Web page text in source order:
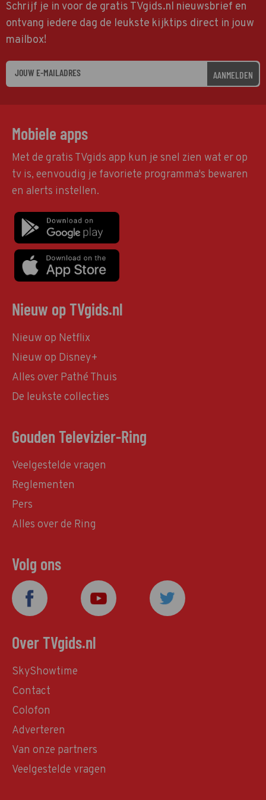
Schrijf je in voor de gratis TVgids.nl nieuwsbrief en
ontvang iedere dag de leukste kijktips direct in jouw
mailbox!
AANMELDEN
Mobiele apps
Met de gratis TVgids app kun je snel zien wat er op
tv is, eenvoudig je favoriete programma's bewaren
en alerts instellen.
Nieuw op TVgids.nl
Nieuw op Netflix
Nieuw op Disney+
Alles over Pathé Thuis
De leukste collecties
Gouden Televizier-Ring
Veelgestelde vragen
Reglementen
Pers
Alles over de Ring
Volg ons
Over TVgids.nl
SkyShowtime
Contact
Colofon
Adverteren
Van onze partners
Veelgestelde vragen